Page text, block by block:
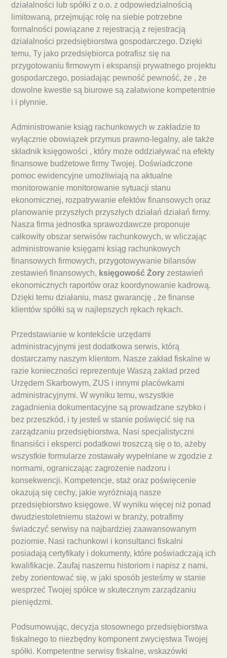
działalności lub spółki z o.o. z odpowiedzialnością
limitowaną, przejmując rolę na siebie potrzebne
formalności powiązane z rejestracją z rejestracją
działalności przedsiębiorstwa gospodarczego. Dzięki
temu, Ty jako przedsiębiorca potrafisz się na
przygotowaniu firmowym i ekspansji prywatnego projektu
gospodarczego, posiadając pewność pewność, że , że
dowolne kwestie są biurowe są załatwione kompetentnie
i i płynnie.
Administrowanie ksiąg rachunkowych w zakładzie to
wyłącznie obowiązek przymus prawno-legalny, ale także
składnik księgowości , który może oddziaływać na efekty
finansowe budżetowe firmy Twojej. Doświadczone
pomoc ewidencyjne umożliwiają na aktualne
monitorowanie monitorowanie sytuacji stanu
ekonomicznej, rozpatrywanie efektów finansowych oraz
planowanie przyszłych przyszłych działań działań firmy.
Nasza firma jednostka sprawozdawcze proponuje
całkowity obszar serwisów rachunkowych, w wliczając
administrowanie księgami ksiąg rachunkowych
finansowych firmowych, przygotowywanie bilansów
zestawień finansowych, księgowość Żory zestawień
ekonomicznych raportów oraz koordynowanie kadrową.
Dzięki temu działaniu, masz gwarancję , że finanse
klientów spółki są w najlepszych rękach rękach.
Przedstawianie w kontekście urzędami
administracyjnymi jest dodatkowa serwis, którą
dostarczamy naszym klientom. Nasze zakład fiskalne w
razie konieczności reprezentuje Waszą zakład przed
Urzędem Skarbowym, ZUS i innymi placówkami
administracyjnymi. W wyniku temu, wszystkie
zagadnienia dokumentacyjne są prowadzane szybko i
bez przeszkód, i ty jesteś w stanie poświęcić się na
zarządzaniu przedsiębiorstwa. Nasi specjalistyczni
finansiści i eksperci podatkowi troszczą się o to, ażeby
wszystkie formularze zostawały wypełniane w zgodzie z
normami, ograniczając zagrożenie nadzoru i
konsekwencji. Kompetencje, staż oraz poświęcenie
okazują się cechy, jakie wyróżniają nasze
przedsiębiorstwo księgowe. W wyniku więcej niż ponad
dwudziestoletniemu stażowi w branży, potrafimy
świadczyć serwisy na najbardziej zaawansowanym
poziomie. Nasi rachunkowi i konsultanci fiskalni
posiadają certyfikaty i dokumenty, które poświadczają ich
kwalifikacje. Zaufaj naszemu historiom i napisz z nami,
żeby zorientować się, w jaki sposób jesteśmy w stanie
wesprzeć Twojej spółce w skutecznym zarządzaniu
pieniędzmi.
Podsumowując, decyzja stosownego przedsiębiorstwa
fiskalnego to niezbędny komponent zwycięstwa Twojej
spółki. Kompetentne serwisy fiskalne, wskazówki